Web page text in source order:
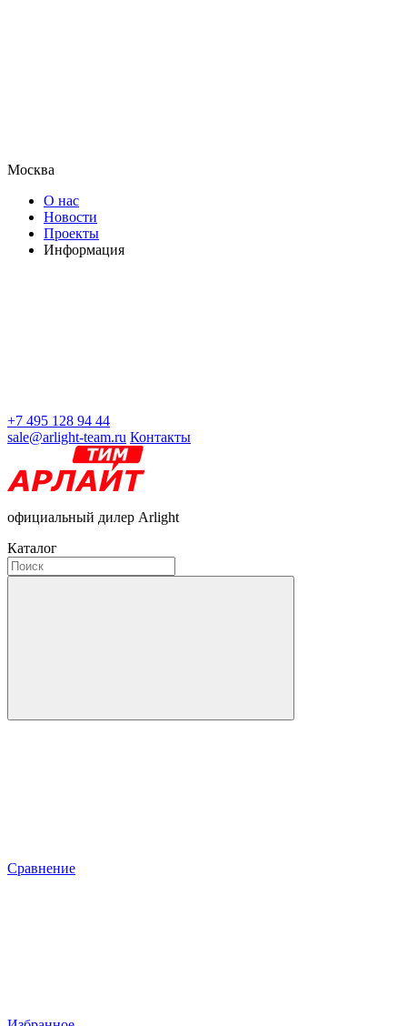
Москва
О нас
Новости
Проекты
Информация
+7 495 128 94 44
sale@arlight-team.ru Контакты
официальный дилер Arlight
Каталог
Сравнение